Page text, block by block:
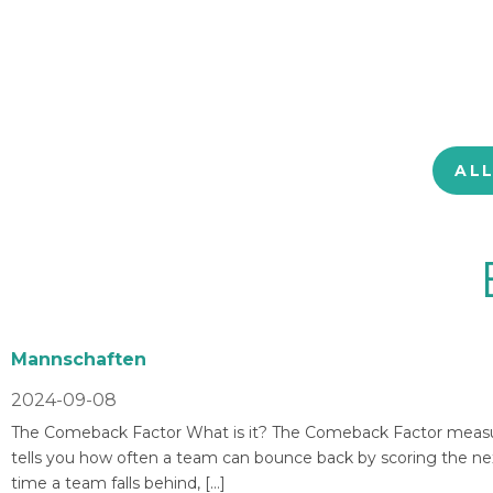
Mannschaften
2024-09-08
The Comeback Factor What is it? The Comeback Factor
tells you how often a team can bounce back by scoring the
time a team falls behind, […]